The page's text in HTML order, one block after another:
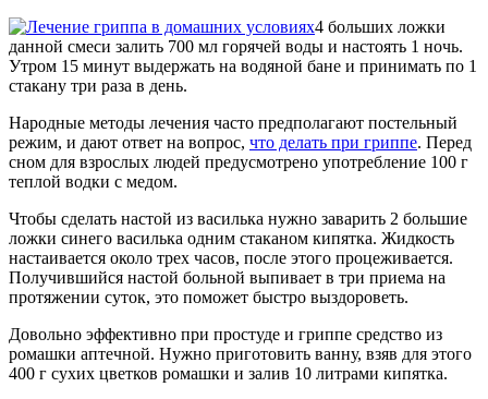
4 больших ложки
данной смеси залить 700 мл горячей воды и настоять 1 ночь.
Утром 15 минут выдержать на водяной бане и принимать по 1
стакану три раза в день.
Народные методы лечения часто предполагают постельный
режим, и дают ответ на вопрос, что делать при гриппе. Перед
сном для взрослых людей предусмотрено употребление 100 г
теплой водки с медом.
Чтобы сделать настой из василька нужно заварить 2 большие
ложки синего василька одним стаканом кипятка. Жидкость
настаивается около трех часов, после этого процеживается.
Получившийся настой больной выпивает в три приема на
протяжении суток, это поможет быстро выздороветь.
Довольно эффективно при простуде и гриппе средство из
ромашки аптечной. Нужно приготовить ванну, взяв для этого
400 г сухих цветков ромашки и залив 10 литрами кипятка.